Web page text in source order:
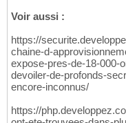
Voir aussi :
https://
chaine-d-
expose-pres-de-18-000-
devoiler-de-profonds-
encore-inconnus/
https://